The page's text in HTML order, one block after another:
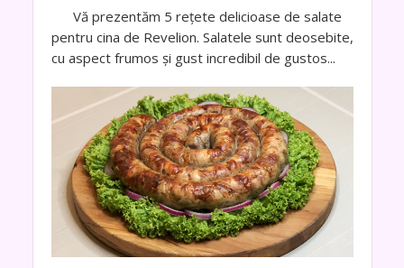
Vă prezentăm 5 rețete delicioase de salate
pentru cina de Revelion. Salatele sunt deosebite,
cu aspect frumos și gust incredibil de gustos...